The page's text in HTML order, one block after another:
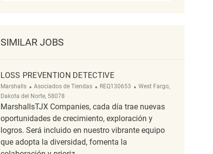
SIMILAR JOBS
LOSS PREVENTION DETECTIVE
Marshalls Categoría
Asociados de Tiendas ReqId
REQ130653 Ubicación
West Fargo,
Dakota del Norte, 58078
MarshallsTJX Companies, cada día trae nuevas
oportunidades de crecimiento, exploración y
logros. Será incluido en nuestro vibrante equipo
que adopta la diversidad, fomenta la